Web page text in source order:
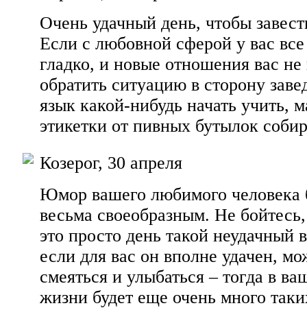
Очень удачный день, чтобы
Если с любовной сферой у вас
гладко, и новые отношения вас
обратить ситуацию в сторону
язык какой-нибудь начать учить,
этикетки от пивных бутылок
Козерог, 30 апреля
Юмор вашего любимого человека
весьма своеобразным. Не
это просто день такой неудачный
если для вас он вполне удачен,
смеяться и улыбаться – тогда в
жизни будет еще очень много